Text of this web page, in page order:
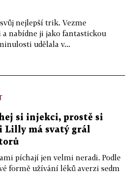
nejlepší trik. Vezme
nabídne ji jako fantastickou
udělala v...
si injekci, prostě si
Lilly má svatý grál
píchají jen velmi neradi. Podle
formě užívání léků averzi sedm